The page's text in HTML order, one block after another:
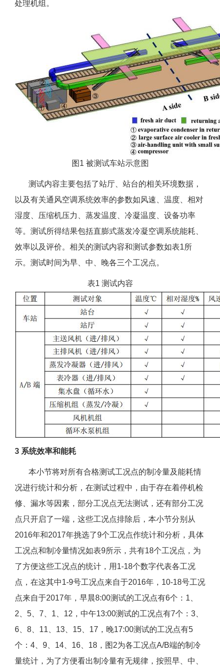
处理机组。
图1 被测试车站示意图
测试内容主要包括了站厅、站台的相关环境数据，
以及有关通风空调系统效率的参数如风速、温度、相对
湿度、压缩机压力、蒸发温度、冷凝温度、设备功率
等。测试所得结果包括直膨式蒸发冷凝空调系统能耗、
效率以及评价。相关的测试内容和测试参数如表1所
示。测试时间为早、中、晚各三个工况点。
表1 测试内容
3 系统效率和能耗
本小节将对所有合格测试工况点的制冷量及能耗情
况进行统计和分析，在测试过程中，由于存在着停机检
修、漏水等因素，部分工况点无法测试，还有部分工况
点只开启了一端，这些工况点排除后，本小节分别从
2016年和2017年挑选了9个工况点作统计和分析，具体
工况点和制冷量情况如表9所示，共有18个工况点，为
了方便这些工况点的统计，用1-18个数字代表各工况
点，在这其中1-9号工况点来自于2016年，10-18号工况
点来自于2017年，早晨8:00测试的工况点有6个：1、
2、5、7、1、12，中午13:00测试的工况点有7个：3、
6、8、11、13、15、17，晚17:00测试的工况点有5
个：4、9、14、16、18，图2为各工况点A/B端的制冷
量统计，为了方便看出制冷量有无规律，按照早、中、